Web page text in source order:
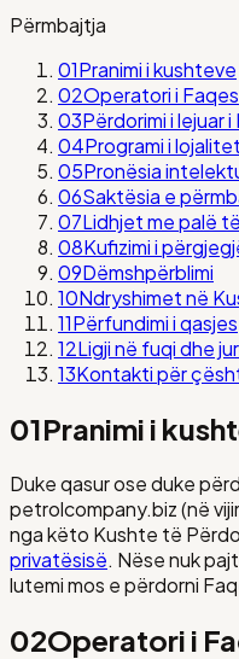
Përmbajtja
01Pranimi i kushteve
02Operatori i Faqes
03Përdorimi i lejuar i
04Programi i
05Pronësia
06Saktësia e
07Lidhjet me palë
08Kufizimi i
09Dëmshpërblimi
10Ndryshimet në
11Përfundimi i qasjes
12Ligji në fuqi dhe
13Kontakti për
01Pranimi i
Duke qasur ose duke
petrolcompany.biz (në
nga këto Kushte të
privatësisë. Nëse nuk
lutemi mos e përdorni
02Operatori i